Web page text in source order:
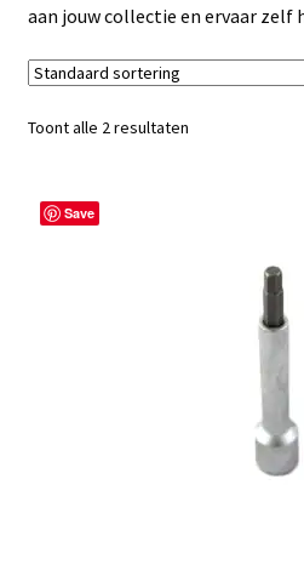
Privacybeleid
Retourbeleid
Winkelwagen
aan jouw collectie en ervaar zelf
Toont alle 2 resultaten
Save